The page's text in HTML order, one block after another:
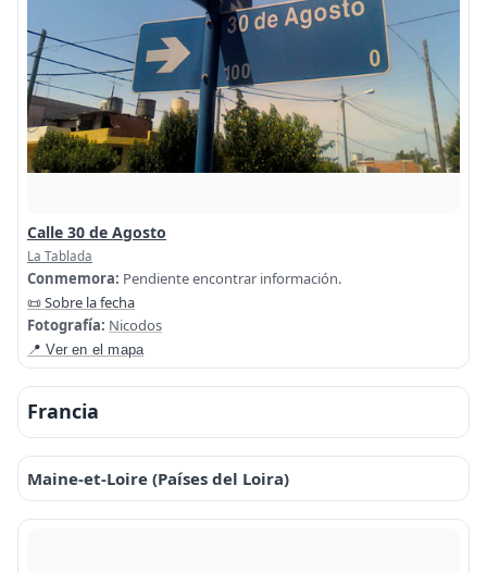
Calle 30 de Agosto
La Tablada
Conmemora: Pendiente encontrar información.
📜 Sobre la fecha
Fotografía: Nicodos
📍 Ver en el mapa
Francia
Maine-et-Loire (Países del Loira)